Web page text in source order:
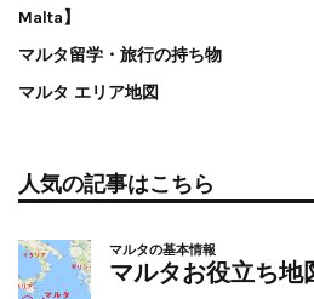
Malta】
マルタ留学・旅行の持ち物
マルタ エリア地図
人気の記事はこちら
マルタの基本情報
マルタお役立ち地